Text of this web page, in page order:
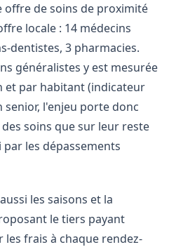
offre de soins de proximité
locale : 14 médecins
dentistes, 3 pharmacies.
généralistes y est mesurée
et par habitant (indicateur
senior, l'enjeu porte donc
soins que sur leur reste
les dépassements
les saisons et la
le tiers payant
les frais à chaque rendez-